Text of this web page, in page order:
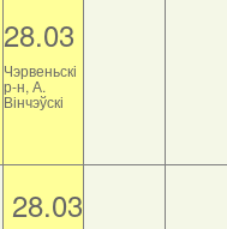
28.03
Чэрвеньскі
р-н, А.
Вінчэўскі
28.03